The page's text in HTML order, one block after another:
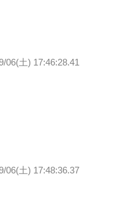
06(土) 17:46:28.41
06(土) 17:48:36.37